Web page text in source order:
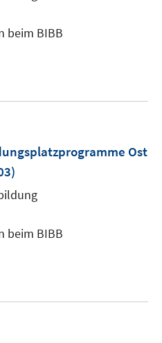
beim BIBB
Ost
beim BIBB